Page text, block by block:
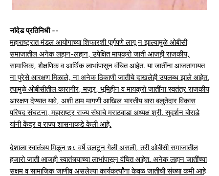
नांदेड प्रतिनिधी --
महाराष्ट्रात मंडल आयोगाच्या शिफारशी पूर्णपणे लागू न झाल्यामुळे ओबीसी
समाजातील अनेक लहान-लहान, उपेक्षित मायक्रो जाती आजही राजकीय,
सामाजिक, शैक्षणिक व आर्थिक लाभांपासून वंचित आहेत. या जातींना आजतागायत
ना पुरेसे आरक्षण मिळाले, ना अनेक ठिकाणी जातीचे दाखलेही उपलब्ध झाले आहेत.
त्यामुळे ओबीसीतील कारागीर, मजूर, भूमिहीन व मायक्रो जातींना स्वतंत्र राजकीय
आरक्षण देण्यात यावे, अशी ठाम मागणी आखिल भारतीय बारा बलुतेदार विकास
परिषद संघटना, महाराष्ट्र राज्य संघाचे मराठवाडा अध्यक्ष श्री. सुदर्शन बोराडे
यांनी केंद्र व राज्य शासनाकडे केली आहे.
देशाला स्वातंत्र्य मिळून ७८ वर्षे उलटून गेली असली, तरी ओबीसी समाजातील
हजारो जाती आजही स्वातंत्र्याच्या लाभांपासून वंचित आहेत. अनेक लहान जातींच्या
सक्षम व सामाजिक जाणीव असलेल्या कार्यकर्त्यांना केवळ जातीची संख्या कमी आहे